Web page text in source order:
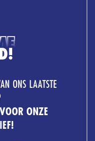
ONS LAATSTE
ONZE